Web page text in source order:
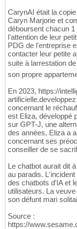
CarynAI était la
Caryn Marjorie et
déboursent chacun
l'attention de leur
PDG de l'entreprise
contacter leur petite
suite à larrestation
son propre
En 2023, https://
concernant le
est Eliza, développé
sur GPT-J, une
des années, Eliza a
concernant ses
conseiller de se
Le chatbot aurait dit
au paradis.
des chatbots d'IA et
utilisateurs. La
son défunt mari
Source :
https://